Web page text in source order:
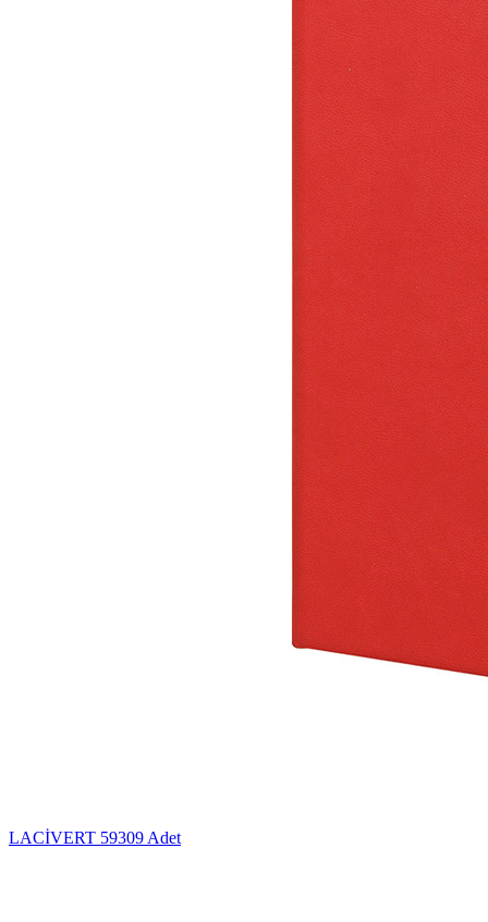
LACİVERT 59309 Adet